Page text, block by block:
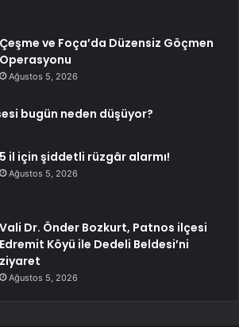
Çeşme ve Foça’da Düzensiz Göçmen
Operasyonu
Ağustos 5, 2026
bugün neden düşüyor?
5 il için şiddetli rüzgâr alarmı!
Ağustos 5, 2026
Vali Dr. Önder Bozkurt, Patnos ilçesi
Edremit Köyü ile Dedeli Beldesi’ni
ziyaret
Ağustos 5, 2026